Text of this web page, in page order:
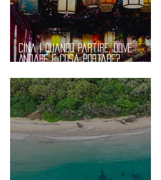
CINA | Quando Partire, Dove
Andare e Cosa Portare?